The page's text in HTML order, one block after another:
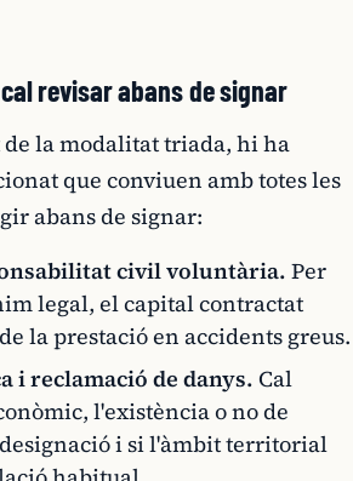
revisar abans de signar
la modalitat triada, hi ha
que conviuen amb totes les
abans de signar:
civil voluntària. Per
legal, el capital contractat
la prestació en accidents greus.
i reclamació de danys. Cal
l'existència o no de
i si l'àmbit territorial